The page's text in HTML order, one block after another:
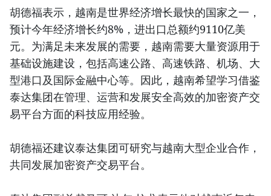
胡德福表示，越南是世界经济增长最快的国家之一，
预计今年经济增长约8%，进出口总额约9110亿美
元。为满足未来发展的需要，越南需要大量资源用于
基础设施建设，包括高速公路、高速铁路、机场、大
型港口及国际金融中心等。因此，越南希望学习借鉴
泰达集团在管理、运营和发展安全高效的加密资产交
易平台方面的科技应用经验。
胡德福还建议泰达集团可研究与越南大型企业合作，
共同发展加密资产交易平台。